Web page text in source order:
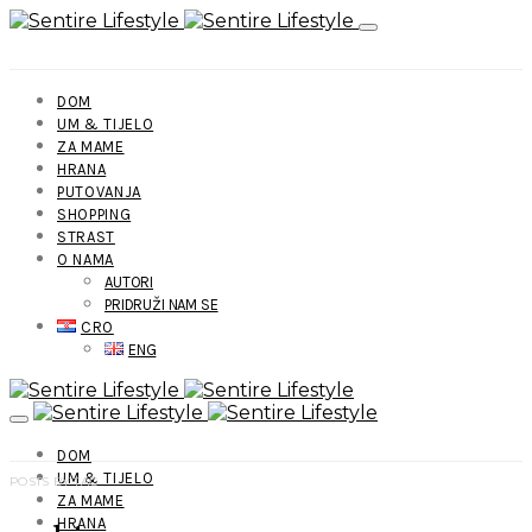
DOM
UM & TIJELO
ZA MAME
HRANA
PUTOVANJA
SHOPPING
STRAST
O NAMA
AUTORI
PRIDRUŽI NAM SE
CRO
ENG
DOM
UM & TIJELO
ZA MAME
HRANA
POSTS BY TAG